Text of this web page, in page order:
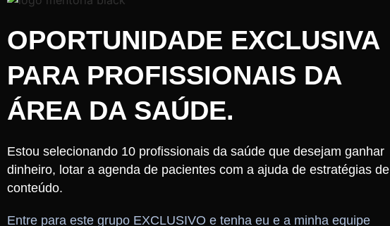
OPORTUNIDADE EXCLUSIVA
PARA PROFISSIONAIS DA
ÁREA DA SAÚDE.
Estou selecionando 10 profissionais da saúde que desejam ganhar
dinheiro, lotar a agenda de pacientes com a ajuda de estratégias de
conteúdo.
Entre para este grupo EXCLUSIVO e tenha eu e a minha equipe